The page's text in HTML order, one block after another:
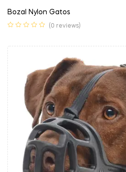
Bozal Nylon Gatos
(0 reviews)